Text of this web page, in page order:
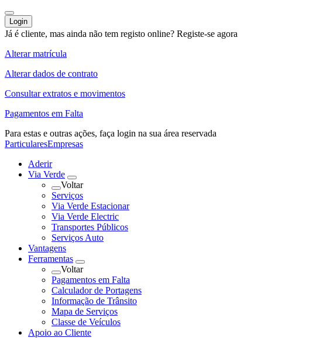
Login
Já é cliente, mas ainda não tem registo online? Registe-se agora
Alterar matrícula
Alterar dados de contrato
Consultar extratos e movimentos
Pagamentos em Falta
Para estas e outras ações, faça login na sua área reservada
ParticularesEmpresas
Aderir
Via Verde
Voltar
Serviços
Via Verde Estacionar
Via Verde Electric
Transportes Públicos
Serviços Auto
Vantagens
Ferramentas
Voltar
Pagamentos em Falta
Calculador de Portagens
Informação de Trânsito
Mapa de Serviços
Classe de Veículos
Apoio ao Cliente